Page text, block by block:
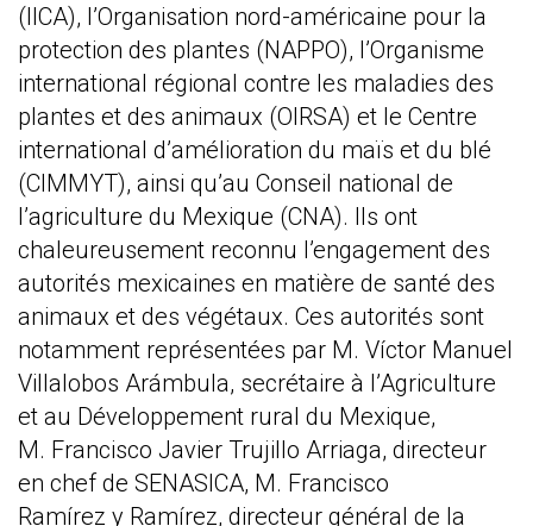
(IICA), l’Organisation nord-américaine pour la
protection des plantes (NAPPO), l’Organisme
international régional contre les maladies des
plantes et des animaux (OIRSA) et le Centre
international d’amélioration du maïs et du blé
(CIMMYT), ainsi qu’au Conseil national de
l’agriculture du Mexique (CNA). Ils ont
chaleureusement reconnu l’engagement des
autorités mexicaines en matière de santé des
animaux et des végétaux. Ces autorités sont
notamment représentées par M. Víctor Manuel
Villalobos Arámbula, secrétaire à l’Agriculture
et au Développement rural du Mexique,
M. Francisco Javier Trujillo Arriaga, directeur
en chef de SENASICA, M. Francisco
Ramírez y Ramírez, directeur général de la